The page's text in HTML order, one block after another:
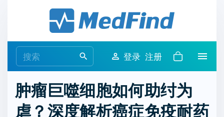
e
r
c
登录 注册
肿瘤巨噬细胞如何助纣为
虐？深度解析癌症免疫耐药